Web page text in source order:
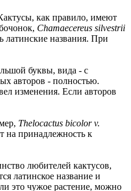
как правило, имеют
Chamaecereus silvestrii
латинские названия. При
буквы, вида - с
авторов - полностью.
изменения. Если авторов
Thelocactus bicolor v.
на принадлежность к
любителей кактусов,
латинское название и
это чужое растение, можно